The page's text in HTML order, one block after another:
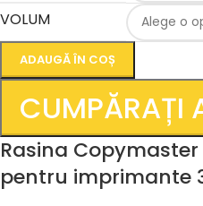
VOLUM
ADAUGĂ ÎN COȘ
CUMPĂRAȚI
Rasina
pentru imprimante